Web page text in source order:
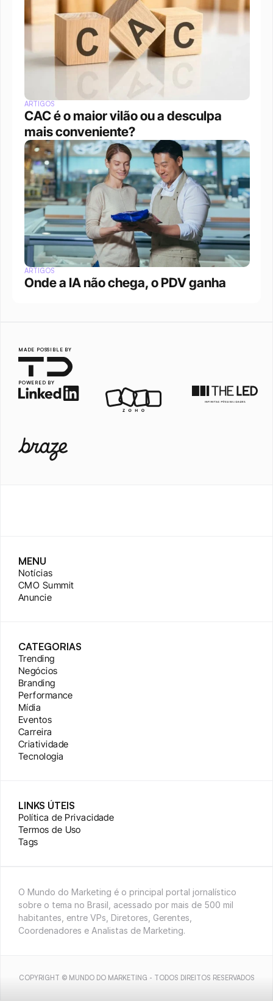
ARTIGOS
CAC é o maior vilão ou a desculpa
mais conveniente?
ARTIGOS
Onde a IA não chega, o PDV ganha
MADE POSSIBLE BY
POWERED BY
MENU
Notícias
CMO Summit
Anuncie
CATEGORIAS
Trending
Negócios
Branding
Performance
Mídia
Eventos
Carreira
Criatividade
Tecnologia
LINKS ÚTEIS
Política de Privacidade
Termos de Uso
Tags
O Mundo do Marketing é o principal portal jornalístico
sobre o tema no Brasil, acessado por mais de 500 mil
habitantes, entre VPs, Diretores, Gerentes,
Coordenadores e Analistas de Marketing.
COPYRIGHT © MUNDO DO MARKETING - TODOS DIREITOS RESERVADOS